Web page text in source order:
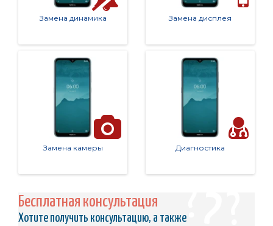
Замена динамика Замена дисплея
Замена камеры Диагностика
Бесплатная консультация
Хотите получить консультацию, а также